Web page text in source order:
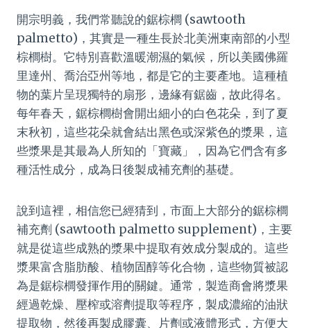
開宗明義，我們常聽說的鋸棕櫚 (sawtooth
palmetto)，其實是一種生長於北美洲東南部的小型
棕櫚樹。它特別喜歡溫暖潮濕的氣候，所以美國佛羅
里達州、喬治亞州等地，都是它的主要產地。這種植
物的葉片呈現獨特的扇形，邊緣有鋸齒，故此得名。
每年春天，鋸棕櫚樹會開出細小的白色花朵，到了夏
末秋初，這些花朵就會結出黑色或深紫色的漿果，這
些漿果是其最為人所知的「寶藏」，因為它們含有多
種活性成分，成為日後製成補充劑的基礎。
說到這裡，相信您已經猜到，市面上大部分的鋸棕櫚
補充劑 (sawtooth palmetto supplement)，主要
就是從這些成熟的漿果中提取有效成分製成的。這些
漿果富含脂肪酸、植物固醇等化合物，這些物質被認
為是鋸棕櫚發揮作用的關鍵。通常，製造商會將漿果
經過乾燥、壓榨或溶劑提取等程序，製成濃縮的油狀
提取物，然後再製成膠囊、片劑或液體形式，方便大